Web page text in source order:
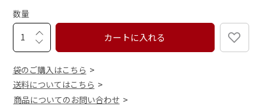
数量
カートに入れる
袋のご購入はこちら
送料についてはこちら
商品についてのお問い合わせ